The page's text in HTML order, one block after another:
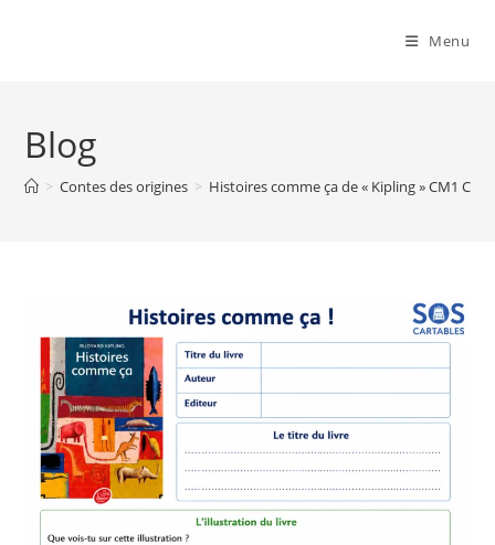
Menu
Blog
> Contes des origines > Histoires comme ça de « Kipling » CM1